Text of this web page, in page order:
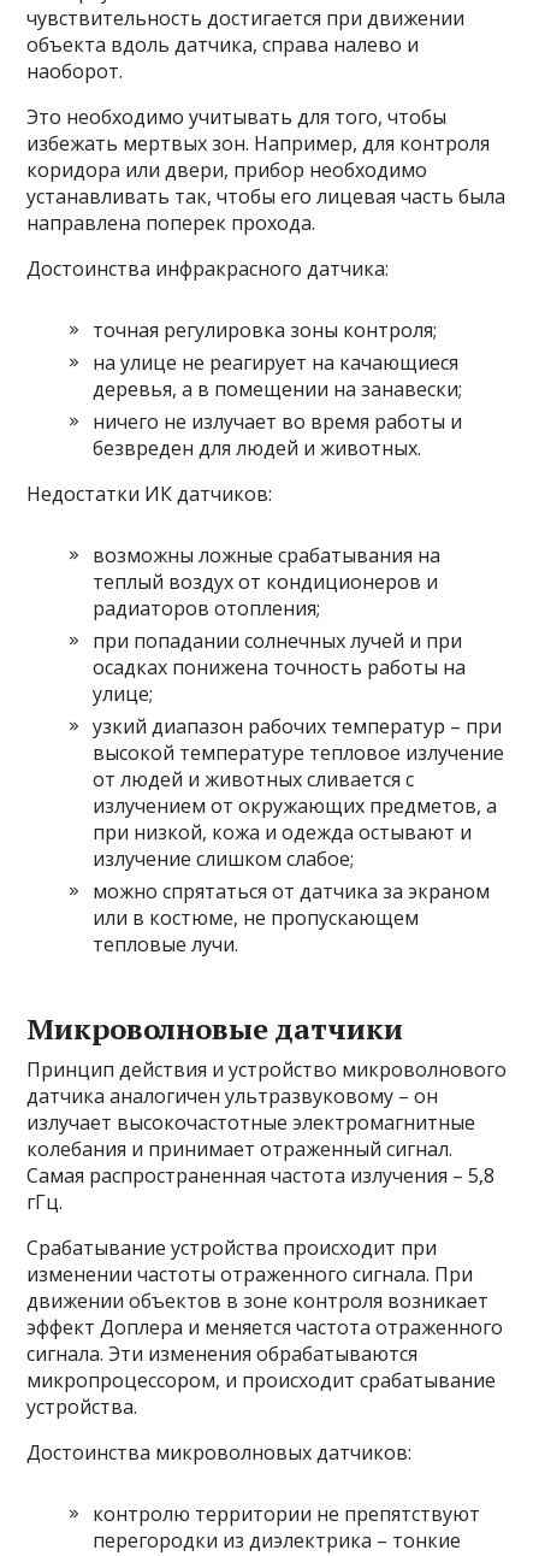
чувствительность достигается при движении
объекта вдоль датчика, справа налево и
наоборот.
Это необходимо учитывать для того, чтобы
избежать мертвых зон. Например, для контроля
коридора или двери, прибор необходимо
устанавливать так, чтобы его лицевая часть была
направлена поперек прохода.
Достоинства инфракрасного датчика:
точная регулировка зоны контроля;
на улице не реагирует на качающиеся
деревья, а в помещении на занавески;
ничего не излучает во время работы и
безвреден для людей и животных.
Недостатки ИК датчиков:
возможны ложные срабатывания на
теплый воздух от кондиционеров и
радиаторов отопления;
при попадании солнечных лучей и при
осадках понижена точность работы на
улице;
узкий диапазон рабочих температур – при
высокой температуре тепловое излучение
от людей и животных сливается с
излучением от окружающих предметов, а
при низкой, кожа и одежда остывают и
излучение слишком слабое;
можно спрятаться от датчика за экраном
или в костюме, не пропускающем
тепловые лучи.
Микроволновые датчики
Принцип действия и устройство микроволнового
датчика аналогичен ультразвуковому – он
излучает высокочастотные электромагнитные
колебания и принимает отраженный сигнал.
Самая распространенная частота излучения – 5,8
гГц.
Срабатывание устройства происходит при
изменении частоты отраженного сигнала. При
движении объектов в зоне контроля возникает
эффект Доплера и меняется частота отраженного
сигнала. Эти изменения обрабатываются
микропроцессором, и происходит срабатывание
устройства.
Достоинства микроволновых датчиков:
контролю территории не препятствуют
перегородки из диэлектрика – тонкие